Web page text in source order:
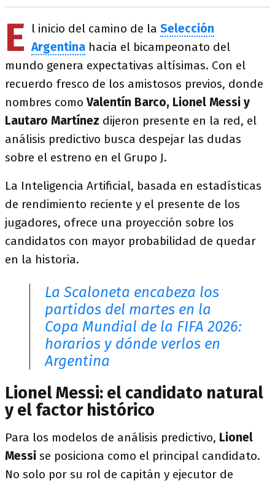
E l inicio del camino de la Selección
Argentina hacia el bicampeonato del
mundo genera expectativas altísimas. Con el
recuerdo fresco de los amistosos previos, donde
nombres comoValentín Barco, Lionel Messi y
Lautaro Martínez dijeron presente en la red, el
análisis predictivo busca despejar las dudas
sobre el estreno en el Grupo J.
La Inteligencia Artificial, basada en estadísticas
de rendimiento reciente y el presente de los
jugadores, ofrece una proyección sobre los
candidatos con mayor probabilidad de quedar
en la historia.
La Scaloneta encabeza los
partidos del martes en la
Copa Mundial de la FIFA 2026:
horarios y dónde verlos en
Argentina
Lionel Messi: el candidato natural
y el factor histórico
Para los modelos de análisis predictivo, Lionel
Messi se posiciona como el principal candidato.
No solo por su rol de capitán y ejecutor de